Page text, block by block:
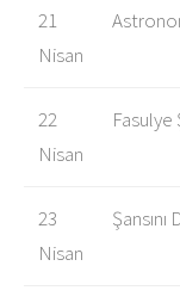
21
Nisan
22
Nisan
23
Nisan